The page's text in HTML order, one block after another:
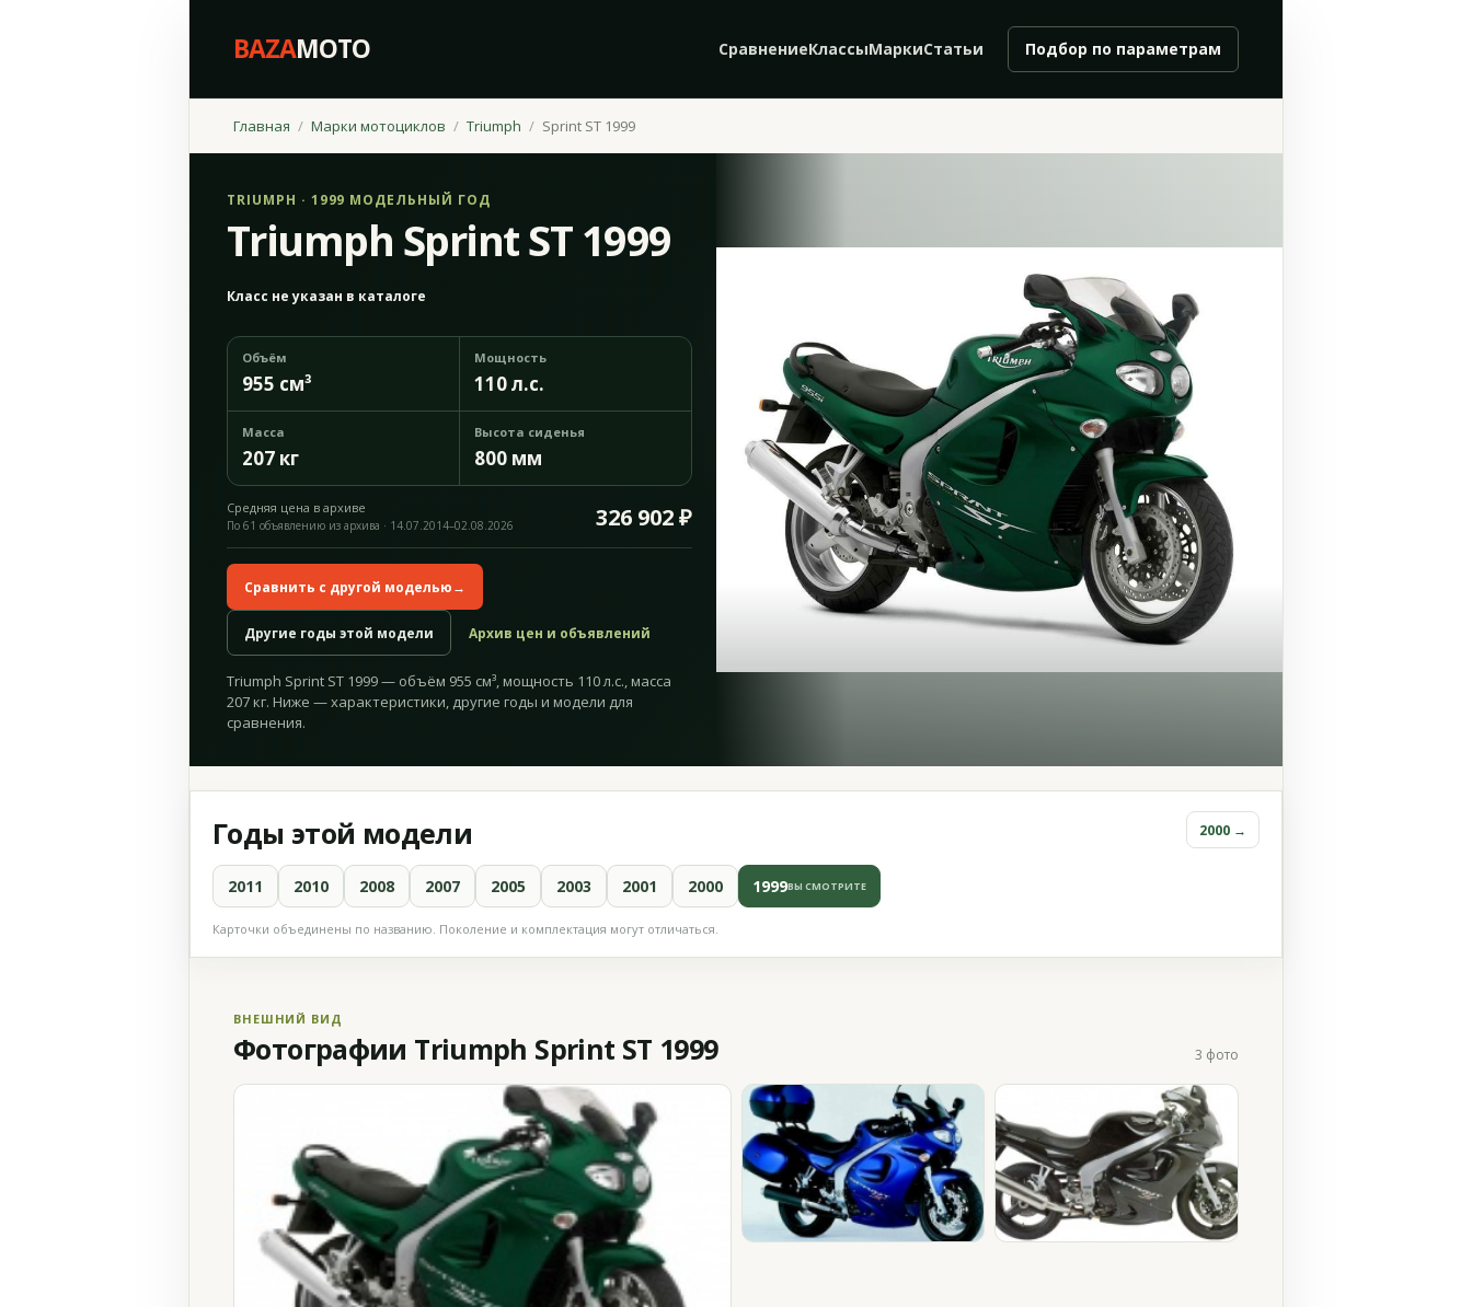
BAZAMOTO СравнениеКлассыМаркиСтатьи Подбор по параметрам
Главная Марки мотоциклов Triumph Sprint ST 1999
TRIUMPH · 1999 МОДЕЛЬНЫЙ ГОД
Triumph Sprint ST 1999
Класс не указан в каталоге
Объём
955 см³
Мощность
110 л.с.
Масса
207 кг
Высота сиденья
800 мм
Средняя цена в архиве 326 902 ₽
По 61 объявлению из архива · 14.07.2014–02.08.2026
Сравнить с другой моделью→
Другие годы этой модели Архив цен и объявлений
Triumph Sprint ST 1999 — объём 955 см³, мощность 110 л.с., масса
207 кг. Ниже — характеристики, другие годы и модели для
сравнения.
Годы этой модели 2000 →
2011 2010 2008 2007 2005 2003 2001 2000 1999ВЫ СМОТРИТЕ
Карточки объединены по названию. Поколение и комплектация могут отличаться.
ВНЕШНИЙ ВИД
Фотографии Triumph Sprint ST 1999 3 фото